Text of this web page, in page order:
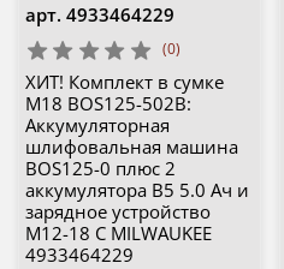
арт. 4933464229
(0)
ХИТ! Комплект в сумке
M18 BOS125-502B:
Аккумуляторная
шлифовальная машина
BOS125-0 плюс 2
аккумулятора B5 5.0 Ач и
зарядное устройство
M12-18 C MILWAUKEE
4933464229